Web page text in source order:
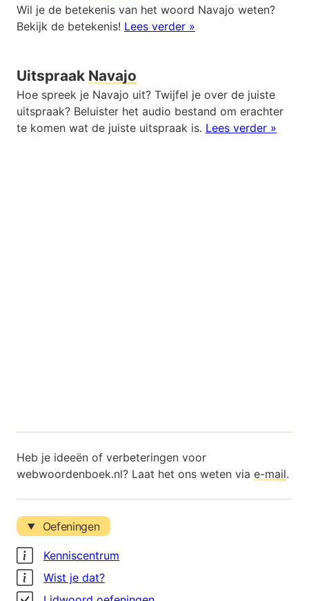
Wil je de betekenis van het woord Navajo weten?
Bekijk de betekenis! Lees verder »
Uitspraak Navajo
Hoe spreek je Navajo uit? Twijfel je over de juiste
uitspraak? Beluister het audio bestand om erachter
te komen wat de juiste uitspraak is. Lees verder »
Heb je ideeën of verbeteringen voor
webwoordenboek.nl? Laat het ons weten via e-mail.
Oefeningen
Kenniscentrum
Wist je dat?